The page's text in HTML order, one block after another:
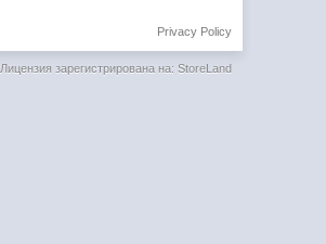
Privacy Policy
Лицензия зарегистрирована на: StoreLand